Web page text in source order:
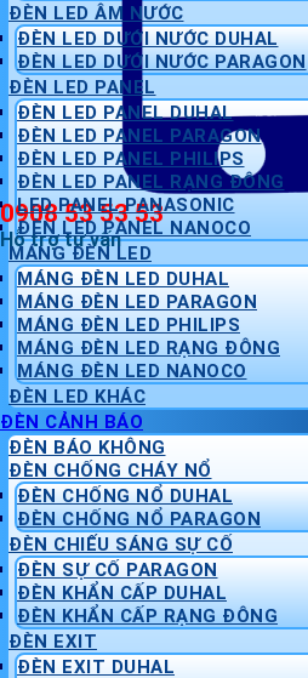
0908 53 53 53
Hỗ trợ tư vấn
ĐÈN LED ÂM NƯỚC
ĐÈN LED DƯỚI NƯỚC DUHAL
ĐÈN LED DƯỚI NƯỚC PARAGON
ĐÈN LED PANEL
ĐÈN LED PANEL DUHAL
ĐÈN LED PANEL PARAGON
ĐÈN LED PANEL PHILIPS
ĐÈN LED PANEL RẠNG ĐÔNG
LED PANEL PANASONIC
ĐÈN LED PANEL NANOCO
MÁNG ĐÈN LED
MÁNG ĐÈN LED DUHAL
MÁNG ĐÈN LED PARAGON
MÁNG ĐÈN LED PHILIPS
MÁNG ĐÈN LED RẠNG ĐÔNG
MÁNG ĐÈN LED NANOCO
ĐÈN LED KHÁC
ĐÈN CẢNH BÁO
ĐÈN BÁO KHÔNG
ĐÈN CHỐNG CHÁY NỔ
ĐÈN CHỐNG NỔ DUHAL
ĐÈN CHỐNG NỔ PARAGON
ĐÈN CHIẾU SÁNG SỰ CỐ
ĐÈN SỰ CỐ PARAGON
ĐÈN KHẨN CẤP DUHAL
ĐÈN KHẨN CẤP RẠNG ĐÔNG
ĐÈN EXIT
ĐÈN EXIT DUHAL